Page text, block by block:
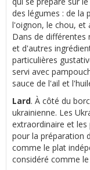
des légumes : de la
l'oignon, le chou, et
Dans de
et d'autres
particulières
servi avec
sauce de l'ail et
Lard. À côté du
ukrainienne. Les
extraordinaire et
pour la préparation
comme le plat
considéré comme